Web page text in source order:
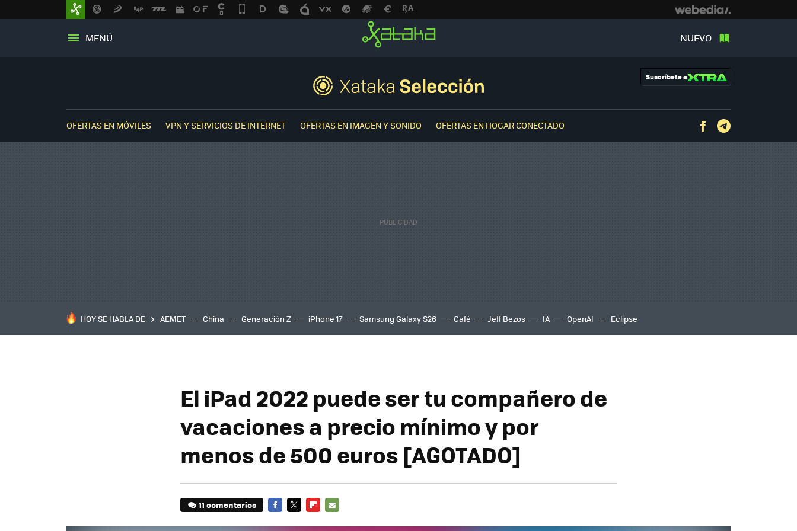
MENÚ NUEVO
Suscríbete a
OFERTAS EN MÓVILES VPN Y SERVICIOS DE INTERNET OFERTAS EN IMAGEN Y SONIDO OFERTAS EN HOGAR CONECTADO Facebook
HOY SE HABLA DE AEMET China Generación Z iPhone 17 Samsung Galaxy S26 Café Jeff Bezos IA OpenAI Eclipse
El iPad 2022 puede ser tu compañero de
vacaciones a precio mínimo y por
menos de 500 euros [AGOTADO]
11 comentarios